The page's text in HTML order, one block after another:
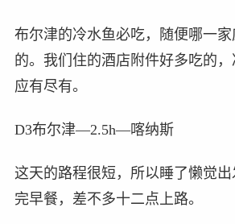
布尔津的冷水鱼必吃，随便哪一
的。我们住的酒店附件好多吃的，
应有尽有。
D3布尔津—2.5h—喀纳斯
这天的路程很短，所以睡了懒觉
完早餐，差不多十二点上路。